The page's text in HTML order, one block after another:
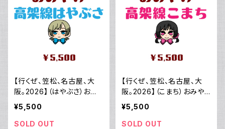
【行くぜ、笠松、名古屋、大
阪。2026】（はやぶさ）おみ
やげ
¥5,500
SOLD OUT
【行くぜ、笠松、名古屋、大
阪。2026】（こまち）おみや
げ
¥5,500
SOLD OUT